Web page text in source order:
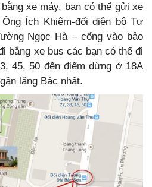
xe máy, bạn có thể gửi xe
Ích Khiêm-đối diện bộ Tư
Ngọc Hà – cổng vào bảo
bằng xe bus các bạn có thể đi
45, 50 đến điểm dừng ở 18A
lăng Bác nhất.